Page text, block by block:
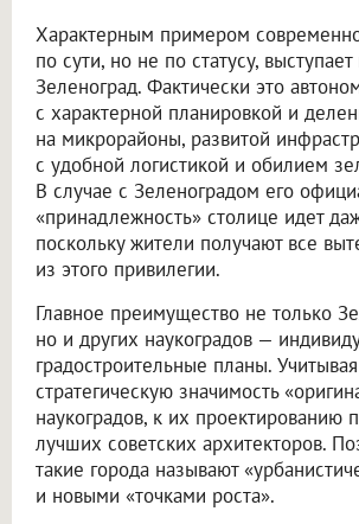
Характерным примером
по сути, но не по статусу,
Зеленоград. Фактически это
с характерной планировкой и
на микрорайоны, развитой
с удобной логистикой и обилием
В случае с Зеленоградом его
«принадлежность» столице идет
поскольку жители получают все
из этого привилегии.
Главное преимущество не только
но и других наукоградов —
градостроительные планы. Учитывая
стратегическую значимость
наукоградов, к их проектированию
лучших советских архитекторов.
такие города называют
и новыми «точками роста».